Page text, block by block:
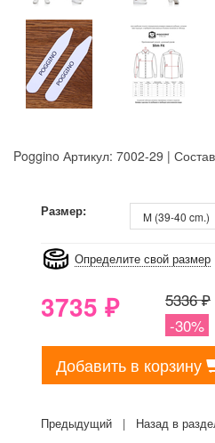
Poggino Артикул: 7002-29 |
Размер:
Определите свой размер
3735 ₽
5336 ₽
-30%
Добавить в корзину
Предыдущий | Назад в